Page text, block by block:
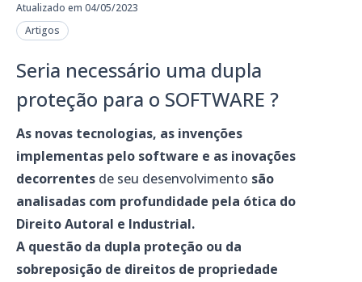
Atualizado em 04/05/2023
Artigos
Seria necessário uma dupla
proteção para o SOFTWARE ?
As novas tecnologias, as invenções
implementas pelo software e as inovações
decorrentes de seu desenvolvimento são
analisadas com profundidade pela ótica do
Direito Autoral e Industrial.
A questão da dupla proteção ou da
sobreposição de direitos de propriedade